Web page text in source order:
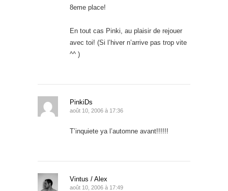
8eme place!
En tout cas Pinki, au plaisir de rejouer
avec toi! (Si l’hiver n’arrive pas trop vite
^^ )
PinkiDs
août 10, 2006 à 17:36
T’inquiete ya l’automne avant!!!!!!
Vintus / Alex
août 10, 2006 à 17:49